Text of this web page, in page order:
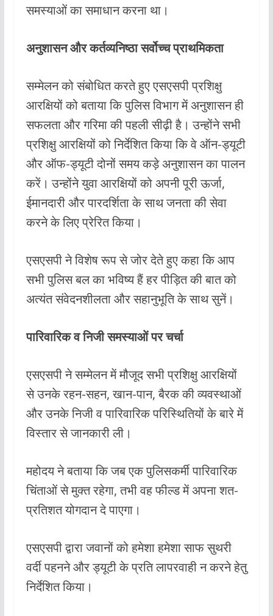
समस्याओं का समाधान करना था।
अनुशासन और कर्तव्यनिष्ठा सर्वोच्च प्राथमिकता
सम्मेलन को संबोधित करते हुए एसएसपी प्रशिक्षु
आरक्षियों को बताया कि पुलिस विभाग में अनुशासन ही
सफलता और गरिमा की पहली सीढ़ी है। उन्होंने सभी
प्रशिक्षु आरक्षियों को निर्देशित किया कि वे ऑन-ड्यूटी
और ऑफ-ड्यूटी दोनों समय कड़े अनुशासन का पालन
करें। उन्होंने युवा आरक्षियों को अपनी पूरी ऊर्जा,
ईमानदारी और पारदर्शिता के साथ जनता की सेवा
करने के लिए प्रेरित किया।
एसएसपी ने विशेष रूप से जोर देते हुए कहा कि आप
सभी पुलिस बल का भविष्य हैं हर पीड़ित की बात को
अत्यंत संवेदनशीलता और सहानुभूति के साथ सुनें।
पारिवारिक व निजी समस्याओं पर चर्चा
एसएसपी ने सम्मेलन में मौजूद सभी प्रशिक्षु आरक्षियों
से उनके रहन-सहन, खान-पान, बैरक की व्यवस्थाओं
और उनके निजी व पारिवारिक परिस्थितियों के बारे में
विस्तार से जानकारी ली।
महोदय ने बताया कि जब एक पुलिसकर्मी पारिवारिक
चिंताओं से मुक्त रहेगा, तभी वह फील्ड में अपना शत-
प्रतिशत योगदान दे पाएगा।
एसएसपी द्वारा जवानों को हमेशा हमेशा साफ सुथरी
वर्दी पहनने और ड्यूटी के प्रति लापरवाही न करने हेतु
निर्देशित किया।